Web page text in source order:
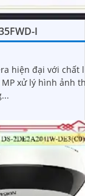
I
hiện đại với chất